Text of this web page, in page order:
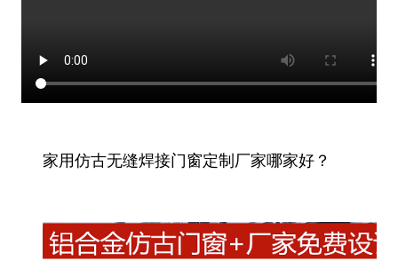
家用仿古无缝焊接门窗定制厂家哪家好？